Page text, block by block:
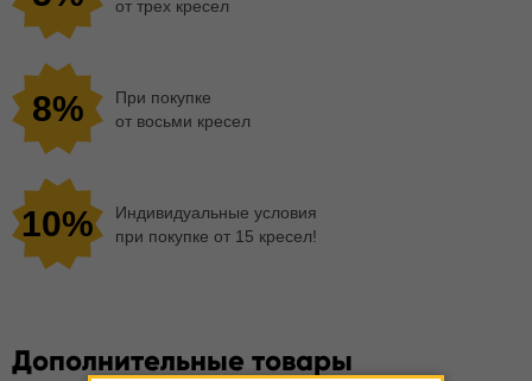
от трех кресел
8%
При покупке
от восьми кресел
10%
Индивидуальные условия
при покупке от 15 кресел!
Дополнительные товары